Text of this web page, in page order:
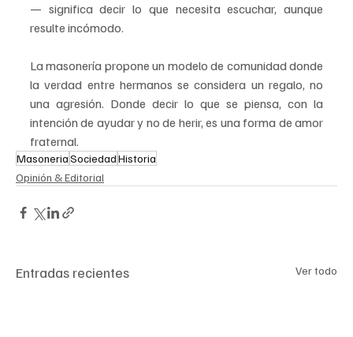
— significa decir lo que necesita escuchar, aunque
resulte incómodo.
La masonería propone un modelo de comunidad donde
la verdad entre hermanos se considera un regalo, no
una agresión. Donde decir lo que se piensa, con la
intención de ayudar y no de herir, es una forma de amor
fraternal.
MasoneriaSociedadHistoria
Opinión & Editorial
Entradas recientes Ver todo